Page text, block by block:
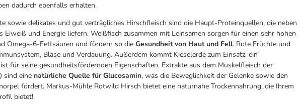
dadurch ebenfalls erhalten.
sowie delikates und gut verträgliches Hirschfleisch sind die Haupt-Proteinquellen, die neben
Eiweiß und Energie liefern. Weißfisch zusammen mit Leinsamen sorgen für einen sehr hohen
Omega-6-Fettsäuren und fördern so die Gesundheit von Haut und Fell. Rote Früchte und
Blase und Verdauung. Außerdem kommt Kieselerde zum Einsatz, ein
für seine gesundheitsfördernden Eigenschaften. Extrakte aus dem Muskelfleisch der
sind eine natürliche Quelle für Glucosamin, was die Beweglichkeit der Gelenke sowie den
fördert. Markus-Mühle Rotwild Hirsch bietet eine naturnahe Trockennahrung, die Ihrem
bietet!